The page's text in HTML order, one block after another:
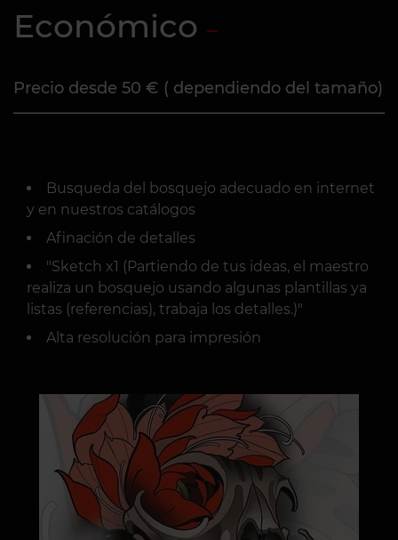
Económico
Precio desde 50 € ( dependiendo del tamaño)
Busqueda del bosquejo adecuado en internet
y en nuestros catálogos
Afinación de detalles
"Sketch x1 (Partiendo de tus ideas, el maestro
realiza un bosquejo usando algunas plantillas ya
listas (referencias), trabaja los detalles.)"
Alta resolución para impresión